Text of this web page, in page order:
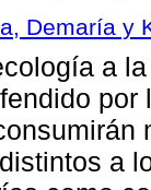
Demaría y
a
a